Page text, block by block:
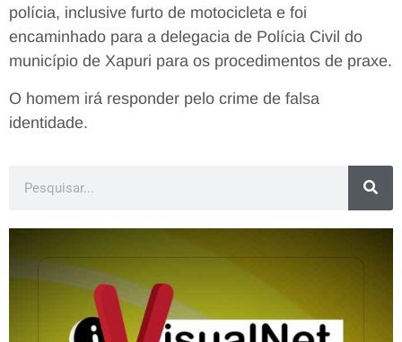
polícia, inclusive furto de motocicleta e foi
encaminhado para a delegacia de Polícia Civil do
município de Xapuri para os procedimentos de praxe.
O homem irá responder pelo crime de falsa
identidade.